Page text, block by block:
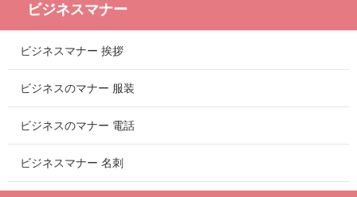
ビジネスマナー
ビジネスマナー 挨拶
ビジネスのマナー 服装
ビジネスのマナー 電話
ビジネスマナー 名刺